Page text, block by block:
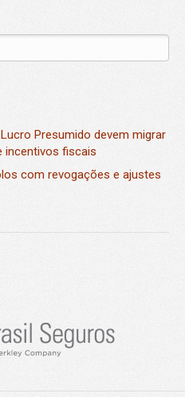
Presumido devem migrar
incentivos fiscais
com revogações e ajustes